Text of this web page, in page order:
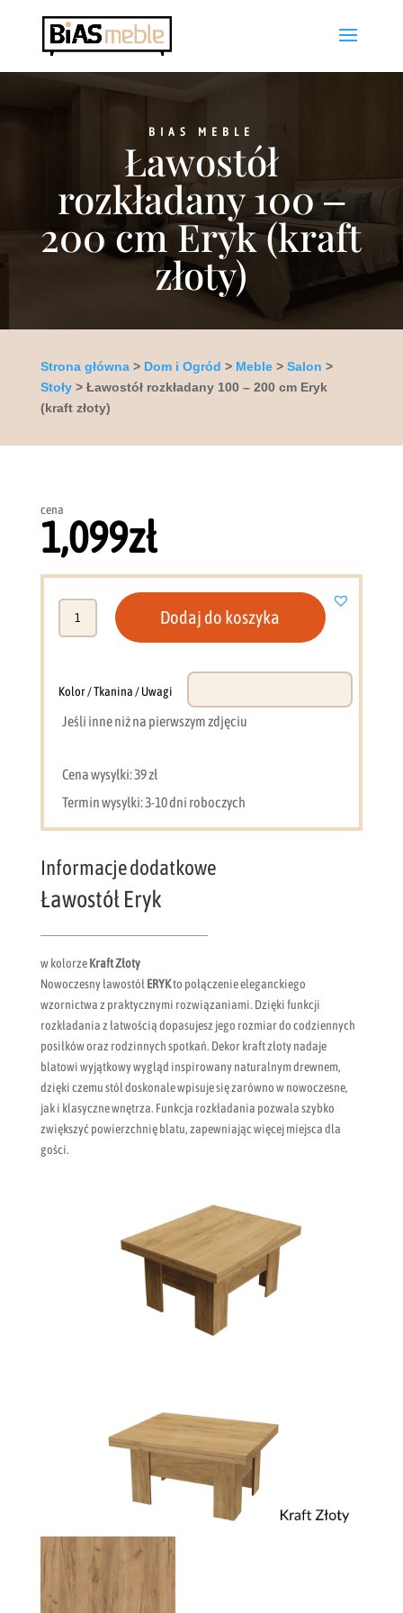
BIAS MEBLE
Ławostół
rozkładany 100 –
200 cm Eryk (kraft
złoty)
Strona główna> Dom i Ogród > Meble> Salon >
Stoły> Ławostół rozkładany 100 – 200 cm Eryk
(kraft złoty)
Ławostół Eryk
w kolorzeKraft Złoty
Nowoczesny ławostółERYKto połączenie eleganckiego
wzornictwa z praktycznymi rozwiązaniami. Dzięki funkcji
rozkładania z łatwością dopasujesz jego rozmiar do codziennych
posiłków oraz rodzinnych spotkań. Dekor kraft złoty nadaje
blatowi wyjątkowy wygląd inspirowany naturalnym drewnem,
dzięki czemu stół doskonale wpisuje się zarówno w nowoczesne,
jak i klasyczne wnętrza. Funkcja rozkładania pozwala szybko
zwiększyć powierzchnię blatu, zapewniając więcej miejsca dla
gości.
cena
1,099zł
-
cm
(kraft
złoty)
Dodaj do koszyka
Kolor / Tkanina / Uwagi
Jeśli inne niż na pierwszym zdjęciu
Cena wysyłki: 39 zł
Termin wysyłki: 3-10 dni roboczych
Informacje dodatkowe